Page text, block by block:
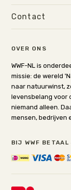
OVER ONS
WWF-NL is
missie: de wereld
naar natuurwinst,
levensbelang voor
niemand alleen.
mensen, bedrijven
BIJ WWF
Contact